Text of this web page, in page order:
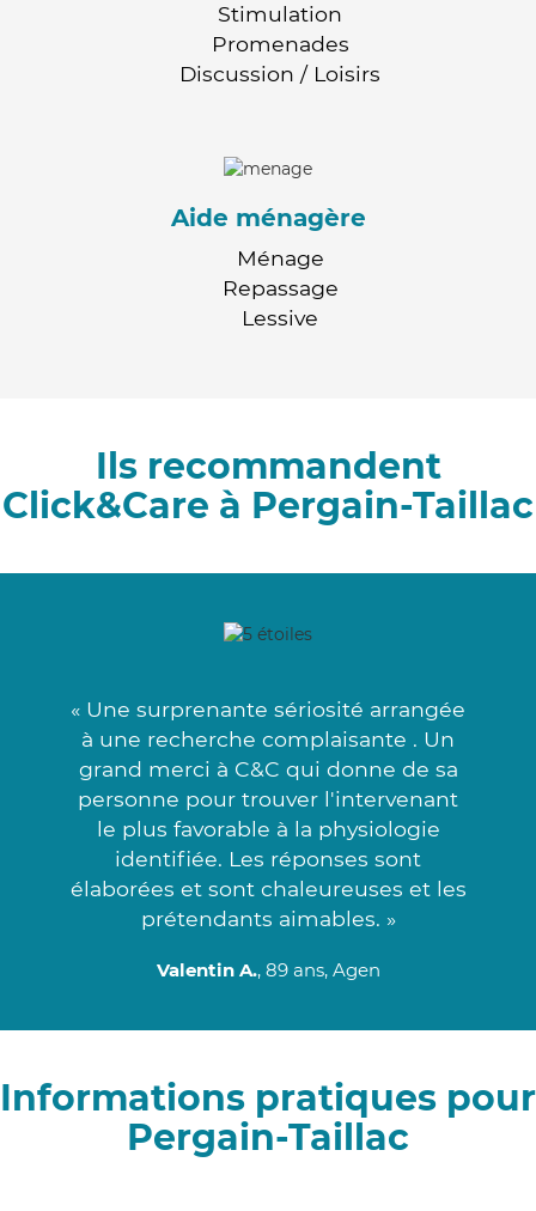
Stimulation
Promenades
Discussion / Loisirs
Aide ménagère
Ménage
Repassage
Lessive
Ils recommandent
Click&Care à Pergain-Taillac
« Une surprenante sériosité arrangée
à une recherche complaisante . Un
grand merci à C&C qui donne de sa
personne pour trouver l'intervenant
le plus favorable à la physiologie
identifiée. Les réponses sont
élaborées et sont chaleureuses et les
prétendants aimables. »
Valentin A., 89 ans, Agen
Informations pratiques pour
Pergain-Taillac